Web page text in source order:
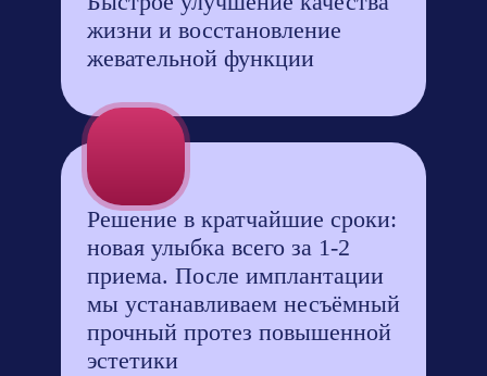
жизни и восстановление
жевательной функции
Решение в кратчайшие сроки:
новая улыбка всего за 1-2
приема. После имплантации
мы устанавливаем несъёмный
прочный протез повышенной
эстетики